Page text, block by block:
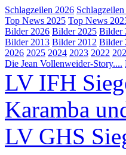
Schlagzeilen 2026
Top News 2025 Top News
Bilder 2026 Bilder 2025 Bilder
Bilder 2013 Bilder 2012 Bilder
2026 2025 2024 2023 2022
Die Jean Vollenweider-Story....
LV IFH
Karamba
LV GHS